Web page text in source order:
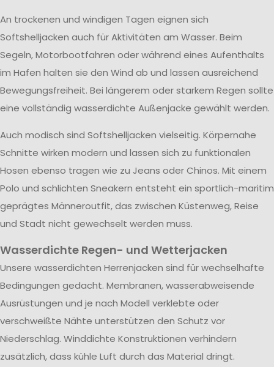
An trockenen und windigen Tagen eignen sich
Softshelljacken auch für Aktivitäten am Wasser. Beim
Segeln, Motorbootfahren oder während eines Aufenthalts
im Hafen halten sie den Wind ab und lassen ausreichend
Bewegungsfreiheit. Bei längerem oder starkem Regen sollte
eine vollständig wasserdichte Außenjacke gewählt werden.
Auch modisch sind Softshelljacken vielseitig. Körpernahe
Schnitte wirken modern und lassen sich zu funktionalen
Hosen ebenso tragen wie zu Jeans oder Chinos. Mit einem
Polo und schlichten Sneakern entsteht ein sportlich-maritim
geprägtes Männeroutfit, das zwischen Küstenweg, Reise
und Stadt nicht gewechselt werden muss.
Wasserdichte Regen- und Wetterjacken
Unsere wasserdichten Herrenjacken sind für wechselhafte
Bedingungen gedacht. Membranen, wasserabweisende
Ausrüstungen und je nach Modell verklebte oder
verschweißte Nähte unterstützen den Schutz vor
Niederschlag. Winddichte Konstruktionen verhindern
zusätzlich, dass kühle Luft durch das Material dringt.